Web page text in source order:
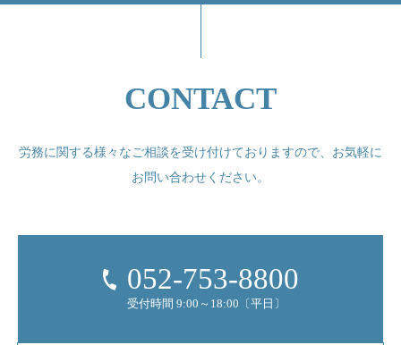
CONTACT
労務に関する様々なご相談を受け付けておりますので、 お気軽に
お問い合わせください。
052-753-8800
受付時間 9:00～18:00〔平日〕